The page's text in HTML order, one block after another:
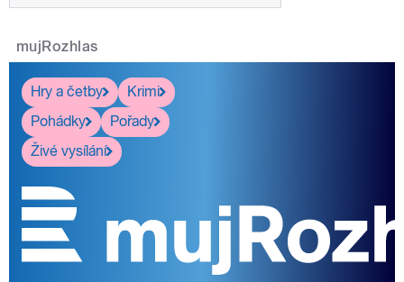
mujRozhlas
Hry a četby
Krimi
Pohádky
Pořady
Živé vysílání